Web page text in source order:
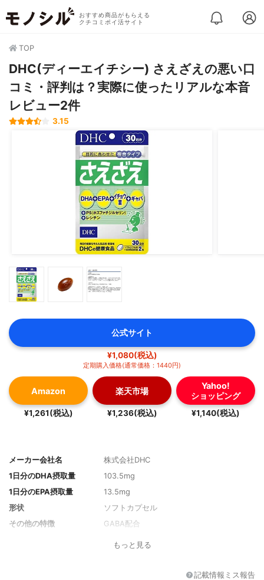
おすすめ商品がもらえる
クチコミポイ活サイト
TOP
DHC(ディーエイチシー) さえざえの悪い口
コミ・評判は？実際に使ったリアルな本音
レビュー2件
3.15
公式サイト
¥1,080(税込)
定期購入価格(通常価格：1440円)
Amazon
¥1,261(税込)
楽天市場
¥1,236(税込)
Yahoo!
ショッピング
¥1,140(税込)
メーカー会社名
株式会社DHC
1日分のDHA摂取量
103.5mg
1日分のEPA摂取量
13.5mg
形状
ソフトカプセル
その他の特徴
GABA配合
もっと見る
記載情報ミス報告